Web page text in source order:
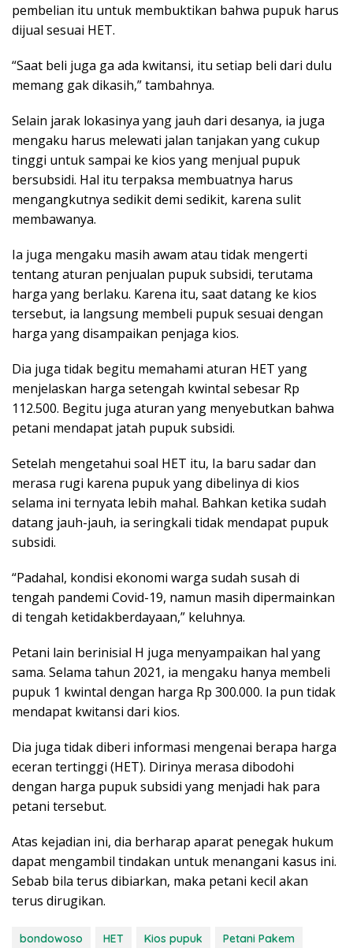
pembelian itu untuk membuktikan bahwa pupuk harus
dijual sesuai HET.
“Saat beli juga ga ada kwitansi, itu setiap beli dari dulu
memang gak dikasih,” tambahnya.
Selain jarak lokasinya yang jauh dari desanya, ia juga
mengaku harus melewati jalan tanjakan yang cukup
tinggi untuk sampai ke kios yang menjual pupuk
bersubsidi. Hal itu terpaksa membuatnya harus
mengangkutnya sedikit demi sedikit, karena sulit
membawanya.
Ia juga mengaku masih awam atau tidak mengerti
tentang aturan penjualan pupuk subsidi, terutama
harga yang berlaku. Karena itu, saat datang ke kios
tersebut, ia langsung membeli pupuk sesuai dengan
harga yang disampaikan penjaga kios.
Dia juga tidak begitu memahami aturan HET yang
menjelaskan harga setengah kwintal sebesar Rp
112.500. Begitu juga aturan yang menyebutkan bahwa
petani mendapat jatah pupuk subsidi.
Setelah mengetahui soal HET itu, Ia baru sadar dan
merasa rugi karena pupuk yang dibelinya di kios
selama ini ternyata lebih mahal. Bahkan ketika sudah
datang jauh-jauh, ia seringkali tidak mendapat pupuk
subsidi.
“Padahal, kondisi ekonomi warga sudah susah di
tengah pandemi Covid-19, namun masih dipermainkan
di tengah ketidakberdayaan,” keluhnya.
Petani lain berinisial H juga menyampaikan hal yang
sama. Selama tahun 2021, ia mengaku hanya membeli
pupuk 1 kwintal dengan harga Rp 300.000. Ia pun tidak
mendapat kwitansi dari kios.
Dia juga tidak diberi informasi mengenai berapa harga
eceran tertinggi (HET). Dirinya merasa dibodohi
dengan harga pupuk subsidi yang menjadi hak para
petani tersebut.
Atas kejadian ini, dia berharap aparat penegak hukum
dapat mengambil tindakan untuk menangani kasus ini.
Sebab bila terus dibiarkan, maka petani kecil akan
terus dirugikan.
bondowoso HET Kios pupuk Petani Pakem